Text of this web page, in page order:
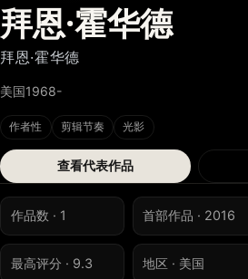
拜恩·霍华德
拜恩·霍华德
美国1968-
作者性 剪辑节奏 光影
查看代表作品
作品数 · 1 首部作品 · 2016
最高评分 · 9.3 地区 · 美国